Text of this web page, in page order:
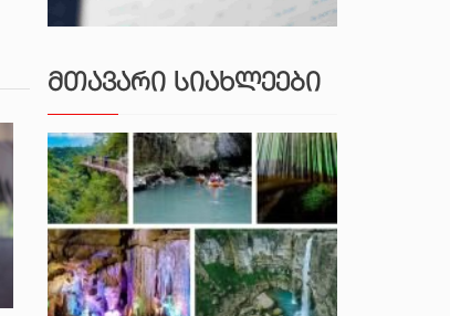
ᲛᲗᲐᲕᲐᲠᲘ ᲡᲘᲐᲮᲚᲔᲔᲑᲘ